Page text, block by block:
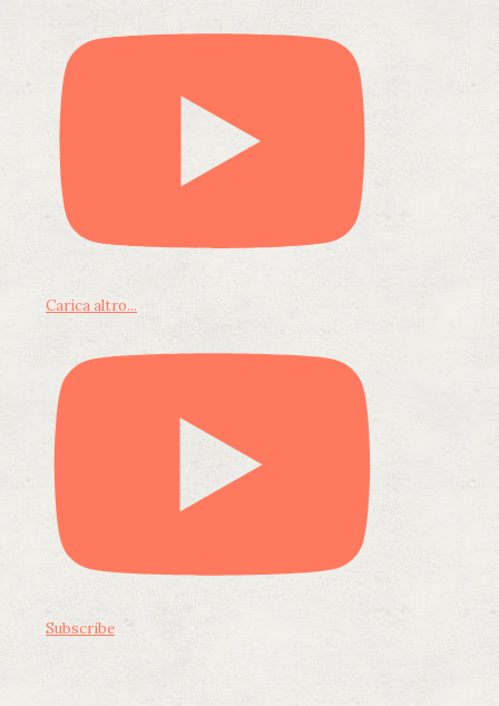
Carica altro...
Subscribe